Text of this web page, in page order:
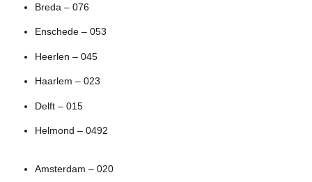
Breda – 076
Enschede – 053
Heerlen – 045
Haarlem – 023
Delft – 015
Helmond – 0492
Amsterdam – 020